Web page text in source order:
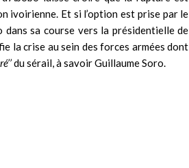
ivoirienne. Et si l’option est prise par le
dans sa course vers la présidentielle de
la crise au sein des forces armées dont
du sérail, à savoir Guillaume Soro.